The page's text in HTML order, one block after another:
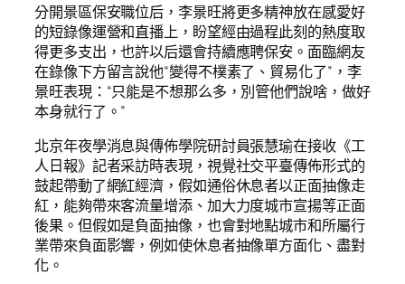
分開景區保安職位后，李景旺將更多精神放在感愛好
的短錄像運營和直播上，盼望經由過程此刻的熱度取
得更多支出，也許以后還會持續應聘保安。面臨網友
在錄像下方留言說他“變得不樸素了、貿易化了”，李
景旺表現：“只能是不想那么多，別管他們說啥，做好
本身就行了。”
北京年夜學消息與傳佈學院研討員張慧瑜在接收《工
人日報》記者采訪時表現，視覺社交平臺傳佈形式的
鼓起帶動了網紅經濟，假如通俗休息者以正面抽像走
紅，能夠帶來客流量增添、加大力度城市宣揚等正面
後果。但假如是負面抽像，也會對地點城市和所屬行
業帶來負面影響，例如使休息者抽像單方面化、盡對
化。